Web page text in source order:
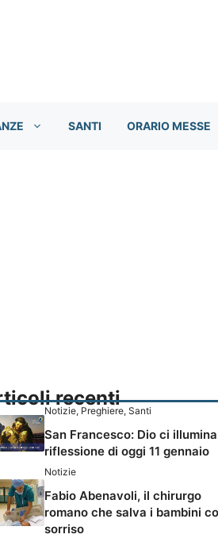
SANTI ORARIO MESSE
recenti
Notizie, Preghiere, Santi
San Francesco: Dio ci
riflessione di oggi 11 gennaio
Notizie
Fabio Abenavoli, il chirurgo
romano che salva i bambini
sorriso